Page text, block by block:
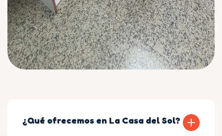
¿Qué ofrecemos en La Casa del Sol?